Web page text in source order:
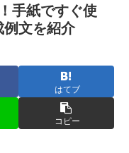
手紙ですぐ使
例文を紹介
はてブ
コピー